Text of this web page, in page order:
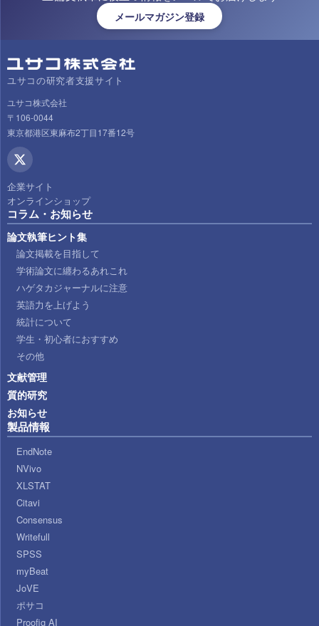
メールマガジン登録
ユサコの研究者支援サイト
ユサコ株式会社
〒106-0044
東京都港区東麻布2丁目17番12号
企業サイト
オンラインショップ
コラム・お知らせ
論文執筆ヒント集
論文掲載を目指して
学術論文に纏わるあれこれ
ハゲタカジャーナルに注意
英語力を上げよう
統計について
学生・初心者におすすめ
その他
文献管理
質的研究
お知らせ
製品情報
EndNote
NVivo
XLSTAT
Citavi
Consensus
Writefull
SPSS
myBeat
JoVE
ポサコ
Proofig AI